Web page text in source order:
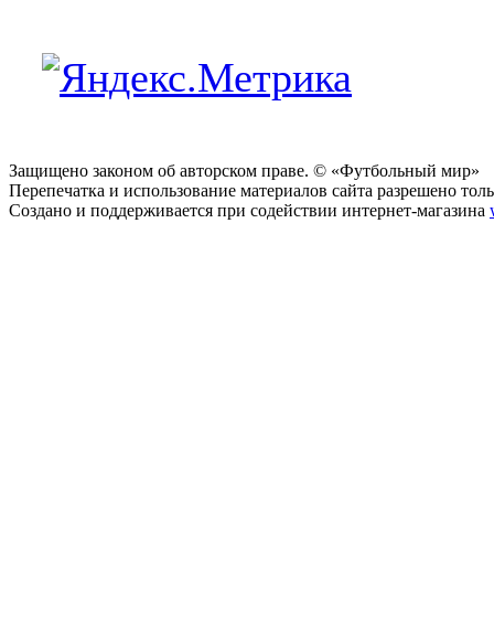
Защищено законом об авторском праве. © «Футбольный мир»
Перепечатка и использование материалов сайта разрешено
Создано и поддерживается при содействии интернет-магазина